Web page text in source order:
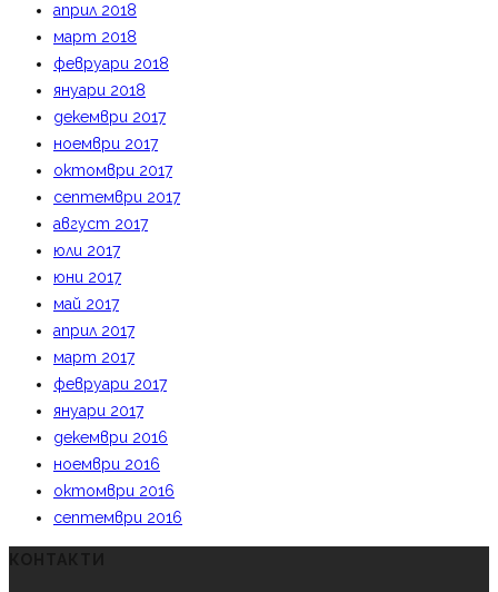
април 2018
март 2018
февруари 2018
януари 2018
декември 2017
ноември 2017
октомври 2017
септември 2017
август 2017
юли 2017
юни 2017
май 2017
април 2017
март 2017
февруари 2017
януари 2017
декември 2016
ноември 2016
октомври 2016
септември 2016